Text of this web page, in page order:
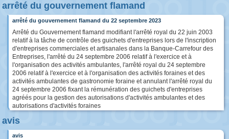
arrêté du gouvernement flamand
arrêté du gouvernement flamand du 22 septembre 2023
Arrêté du Gouvernement flamand modifiant l'arrêté royal du 22 juin 2003
relatif à la tâche de contrôle des guichets d'entreprises lors de l'inscription
d'entreprises commerciales et artisanales dans la Banque-Carrefour des
Entreprises, l'arrêté du 24 septembre 2006 relatif à l'exercice et à
l'organisation des activités ambulantes, l'arrêté royal du 24 septembre
2006 relatif à l'exercice et à l'organisation des activités foraines et des
activités ambulantes de gastronomie foraine et annulant l'arrêté royal du
24 septembre 2006 fixant la rémunération des guichets d'entreprises
agréés pour la gestion des autorisations d'activités ambulantes et des
autorisations d'activités foraines
avis
avis